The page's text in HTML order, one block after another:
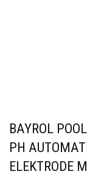
BAYROL
PH
ELEKTRODE